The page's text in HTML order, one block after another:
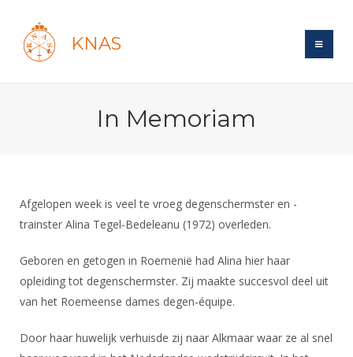
KNAS
Maandelijks archief
Lidmaatschap
Reglementen
Ledencijfers
Introductie
Veteranen
Lichtzwaardschermen
Wat is topsport
Nieuws
NK's
Informatie
Voor de jeugd
Spreekbeurtpakket
Forums
Forums
Schermforum
Zoek Vereniging
Contact
In Memoriam
Afgelopen week is veel te vroeg degenschermster en -
trainster Alina Tegel-Bedeleanu (1972) overleden.
Geboren en getogen in Roemenië had Alina hier haar
opleiding tot degenschermster. Zij maakte succesvol deel uit
van het Roemeense dames degen-équipe.
Door haar huwelijk verhuisde zij naar Alkmaar waar ze al snel